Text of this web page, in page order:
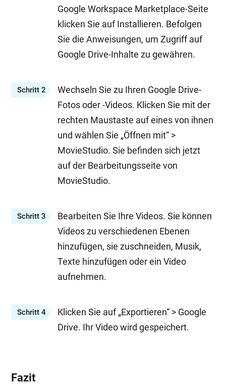
Google Workspace Marketplace-Seite
klicken Sie auf Installieren. Befolgen
Sie die Anweisungen, um Zugriff auf
Google Drive-Inhalte zu gewähren.
Schritt 2
Wechseln Sie zu Ihren Google Drive-
Fotos oder -Videos. Klicken Sie mit der
rechten Maustaste auf eines von ihnen
und wählen Sie „Öffnen mit“ >
MovieStudio. Sie befinden sich jetzt
auf der Bearbeitungsseite von
MovieStudio.
Schritt 3
Bearbeiten Sie Ihre Videos. Sie können
Videos zu verschiedenen Ebenen
hinzufügen, sie zuschneiden, Musik,
Texte hinzufügen oder ein Video
aufnehmen.
Schritt 4
Klicken Sie auf „Exportieren“ > Google
Drive. Ihr Video wird gespeichert.
Fazit